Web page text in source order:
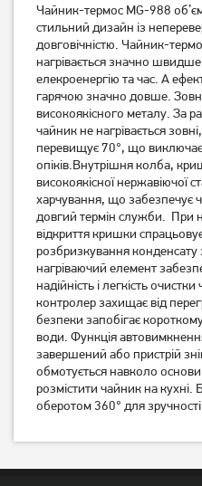
Електрочайник Tefal
KI772D38
2 599грн
1 849грн
Електрочайник Tefal
KO330830
1 999грн
1 549грн
Чайник-термос MG-988
стильний дизайн із
довговічністю. Чайник-
нагрівається значно
елекроенергію та час. А
гарячою значно довше.
високоякісного металу. За
чайник не нагрівається
перевищує 70°, що
опіків.Внутрішня колба,
високоякісної нержавіючої
харчування, що забезпечує
довгий термін служби. При
відкриття кришки
розбризкування
нагріваючий елемент
надійність і легкість
контролер захищає від
безпеки запобігає
води. Функція
завершений або пристрій
обмотується навколо
розмістити чайник на кухні.
оберотом 360° для